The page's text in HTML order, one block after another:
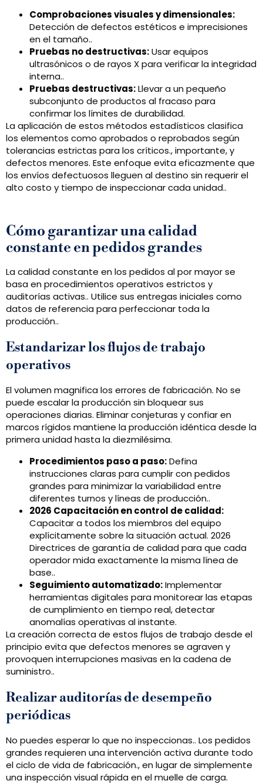
Comprobaciones visuales y dimensionales:
Detección de defectos estéticos e imprecisiones
en el tamaño..
Pruebas no destructivas:Usar equipos
ultrasónicos o de rayos X para verificar la integridad
interna..
Pruebas destructivas:Llevar a un pequeño
subconjunto de productos al fracaso para
confirmar los límites de durabilidad.
La aplicación de estos métodos estadísticos clasifica
los elementos como aprobados o reprobados según
tolerancias estrictas para los críticos., importante, y
defectos menores. Este enfoque evita eficazmente que
los envíos defectuosos lleguen al destino sin requerir el
alto costo y tiempo de inspeccionar cada unidad..
Cómo garantizar una calidad
constante en pedidos grandes
La calidad constante en los pedidos al por mayor se
basa en procedimientos operativos estrictos y
auditorías activas.. Utilice sus entregas iniciales como
datos de referencia para perfeccionar toda la
producción..
Estandarizar los flujos de trabajo
operativos
El volumen magnifica los errores de fabricación. No se
puede escalar la producción sin bloquear sus
operaciones diarias. Eliminar conjeturas y confiar en
marcos rígidos mantiene la producción idéntica desde la
primera unidad hasta la diezmilésima.
Procedimientos paso a paso:Defina
instrucciones claras para cumplir con pedidos
grandes para minimizar la variabilidad entre
diferentes turnos y líneas de producción..
2026 Capacitación en control de calidad:
Capacitar a todos los miembros del equipo
explícitamente sobre la situación actual. 2026
Directrices de garantía de calidad para que cada
operador mida exactamente la misma línea de
base..
Seguimiento automatizado:Implementar
herramientas digitales para monitorear las etapas
de cumplimiento en tiempo real, detectar
anomalías operativas al instante.
La creación correcta de estos flujos de trabajo desde el
principio evita que defectos menores se agraven y
provoquen interrupciones masivas en la cadena de
suministro..
Realizar auditorías de desempeño
periódicas
No puedes esperar lo que no inspeccionas.. Los pedidos
grandes requieren una intervención activa durante todo
el ciclo de vida de fabricación., en lugar de simplemente
una inspección visual rápida en el muelle de carga.